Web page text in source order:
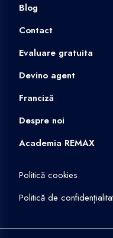
Blog
Contact
Evaluare gratuita
Devino agent
Franciză
Despre noi
Academia REMAX
Politică cookies
Politică de